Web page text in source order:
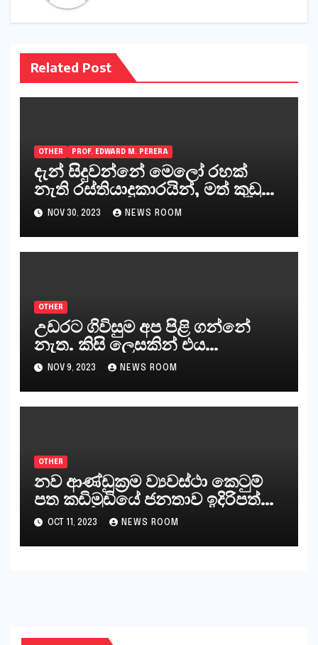
Related Post
OTHER PROF. EDWARD M. PERERA
දැන් සිදුවන්නේ මෙලෝ රහක්
නැති රස්තියාදුකාරයින්, මත් කුඩු
ගෙන්වන්නන් සහ අලෙවි
කරන්නන්,කැලෑපාළුවන්, මහජන
නියෝජිතයින්
NOV 30, 2023 NEWS ROOM
OTHER
උඩරට ගිවිසුම අප පිළි ගන්නේ
නැත. කිසි ලෙසකින් එය
නීත්‍යානුකූල ලියවිල්ලක් නො වේ.
සිංහල ප්‍රතිපත්ති කේන්ද්‍රයෙන්
ජනාධිපති දැන් වූ ලිපියෙන්
NOV 9, 2023 NEWS ROOM
OTHER
නව ආණ්ඩුක්‍රම ව්‍යවස්ථා කෙටුම්
පත කඩිමුඩියේ ජනතාව ඉදිරිපත්
කරන්නේ?
OCT 11, 2023 NEWS ROOM